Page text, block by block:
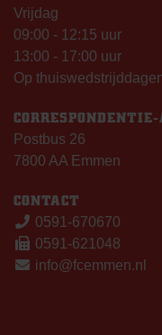
Vrijdag
09:00 - 12:15 uur
13:00 - 17:00 uur
Op
Postbus 26
7800 AA Emmen
CONTACT
0591-670670
0591-621048
info@fcemmen.nl